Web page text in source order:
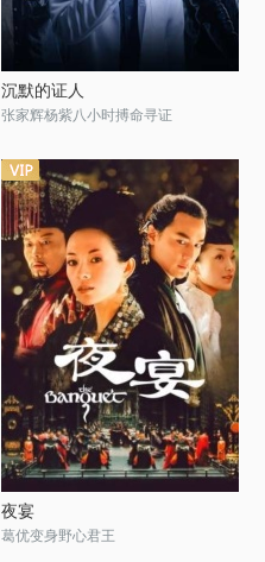
沉默的证人
张家辉杨紫八小时搏命寻证
夜宴
葛优变身野心君王